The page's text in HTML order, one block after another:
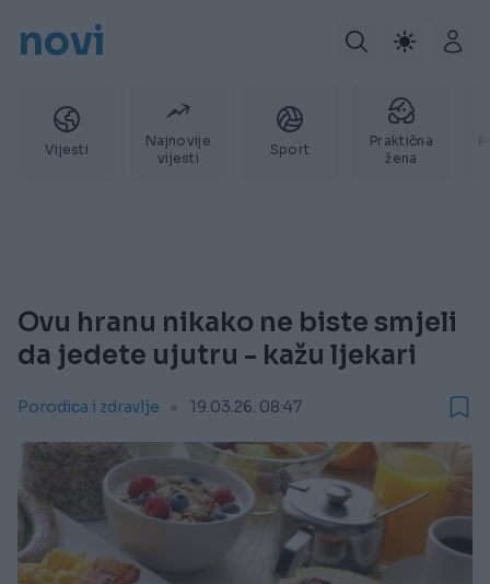
novi
Vijesti
Najnovije
vijesti
Sport
Praktična
žena
Ovu hranu nikako ne biste smjeli
da jedete ujutru - kažu ljekari
Porodica i zdravlje 19.03.26. 08:47